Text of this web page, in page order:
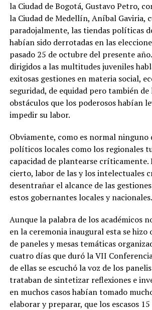
la Ciudad de Bogotá, Gustavo Petro,
la Ciudad de Medellín, Aníbal Gaviria,
paradojalmente, las tiendas políticas
habían sido derrotadas en las
pasado 25 de octubre del presente
dirigidos a las multitudes juveniles
exitosas gestiones en materia social,
seguridad, de equidad pero también de
obstáculos que los poderosos habían
impedir su labor.
Obviamente, como es normal ninguno
políticos locales como los regionales
capacidad de plantearse críticamente.
cierto, labor de las y los intelectuales
desentrañar el alcance de las
estos gobernantes locales y nacionales.
Aunque la palabra de los académicos
en la ceremonia inaugural esta se hizo
de paneles y mesas temáticas
cuatro días que duró la VII
de ellas se escuchó la voz de los
trataban de sintetizar reflexiones e
en muchos casos habían tomado
elaborar y preparar, que los escasos